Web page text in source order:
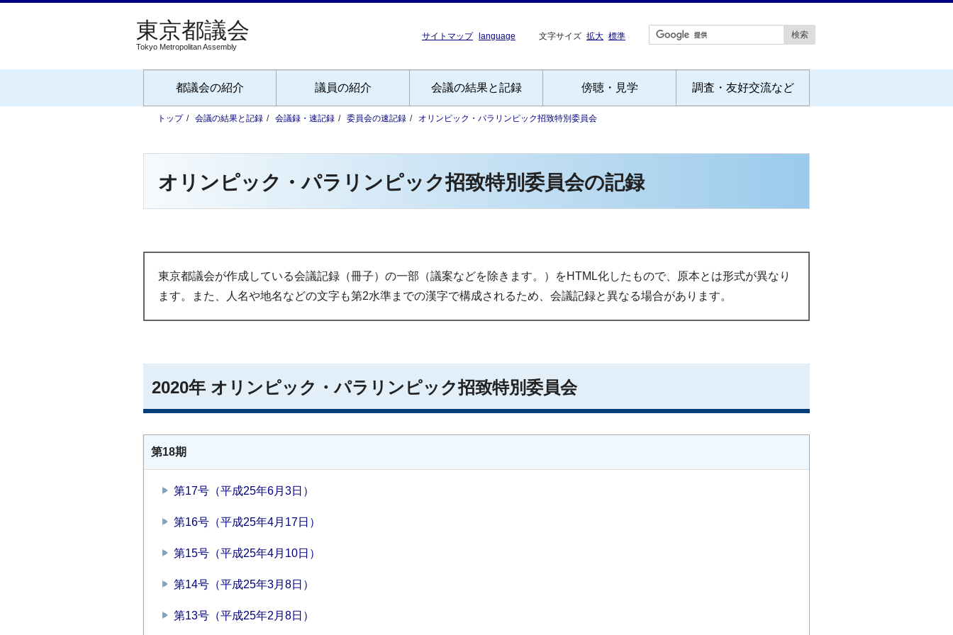
Tokyo Metropolitan Assembly
サイトマップ language 文字サイズ 拡大 標準
都議会の紹介 議員の紹介 会議の結果と記録 傍聴・見学 調査・友好交流など
トップ 会議の結果と記録 会議録・速記録 委員会の速記録 オリンピック・パラリンピック招致特別委員会
オリンピック・パラリンピック招致特別委員会の記録
東京都議会が作成している会議記録（冊子）の一部（議案などを除きます。）をHTML化したもので、原本とは形式が異なり
ます。また、人名や地名などの文字も第2水準までの漢字で構成されるため、会議記録と異なる場合があります。
2020年 オリンピック・パラリンピック招致特別委員会
第18期
第17号（平成25年6月3日）
第16号（平成25年4月17日）
第15号（平成25年4月10日）
第14号（平成25年3月8日）
第13号（平成25年2月8日）